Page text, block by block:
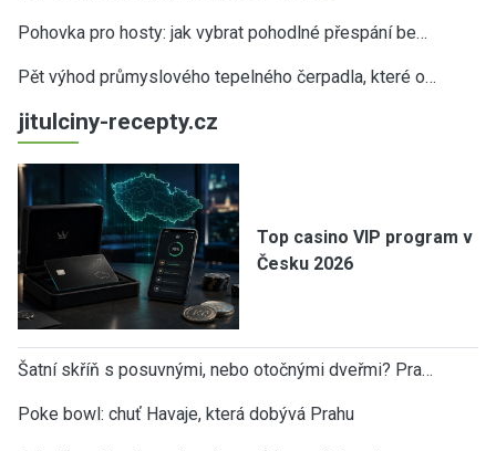
Pohovka pro hosty: jak vybrat pohodlné přespání be…
Pět výhod průmyslového tepelného čerpadla, které o…
jitulciny-recepty.cz
Top casino VIP program v
Česku 2026
Šatní skříň s posuvnými, nebo otočnými dveřmi? Pra…
Poke bowl: chuť Havaje, která dobývá Prahu